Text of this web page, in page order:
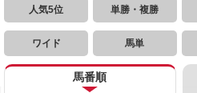
人気5位 単勝・複勝
ワイド 馬単
馬番順